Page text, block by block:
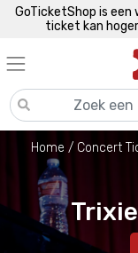
GoTicketShop is een
ticket kan
Home Concert